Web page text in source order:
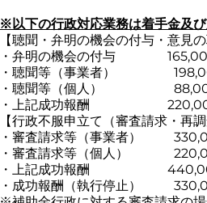
※以下の行政対応業務は着手金及
【聴聞・弁明の機会の付与・意見
・弁明の機会の付与
・聴聞等（事業者）
・聴聞等（個人）
・上記成功報酬 220,000円
【行政不服申立て（審査請求・再
・審査請求等（事業者）
・審査請求等（個人）
・上記成功報酬 440,000
・成功報酬（執行停止）